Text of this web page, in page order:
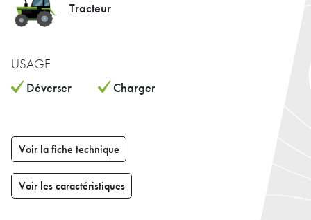
Tracteur
USAGE
Déverser Charger
Voir la fiche technique
Voir les caractéristiques